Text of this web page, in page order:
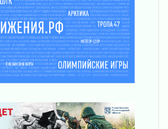
Ленобласти сможет
доплату от региона
области
10 пожаров